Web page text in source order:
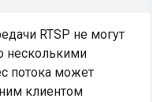
RTSP не могут
несколькими
потока может
клиентом